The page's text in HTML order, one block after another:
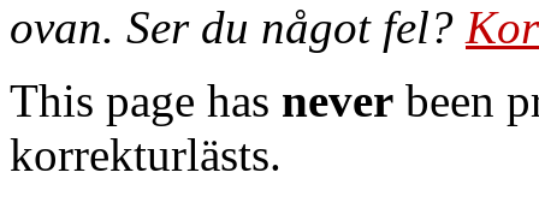
ovan. Ser du något fel?
This page has never been
korrekturlästs.